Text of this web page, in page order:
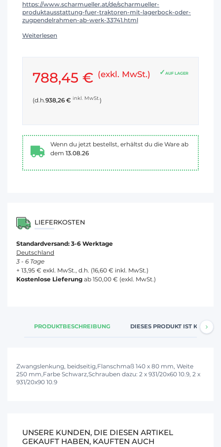
https://www.scharmueller.at/de/scharmueller-
produktausstattung-fuer-traktoren-mit-lagerbock-oder-
zugpendelrahmen-ab-werk-33741.html
Weiterlesen
AUF LAGER
788,45 € (exkl. MwSt.)
(d.h.938,26 € inkl. MwSt.)
Wenn du jetzt bestellst, erhältst du die Ware ab
dem 13.08.26
LIEFERKOSTEN
Standardversand: 3-6 Werktage
Deutschland
3 - 6 Tage
+ 13,95 € exkl. MwSt., d.h. (16,60 € inkl. MwSt.)
Kostenlose Lieferung ab 150,00 € (exkl. MwSt.)
PRODUKTBESCHREIBUNG DIESES PRODUKT IST
Zwangslenkung, beidseitig,Flanschmaß 140 x 80 mm, Weite
250 mm,Farbe Schwarz,Schrauben dazu: 2 x 931/20x60 10.9, 2 x
931/20x90 10.9
UNSERE KUNDEN, DIE DIESEN ARTIKEL
GEKAUFT HABEN, KAUFTEN AUCH